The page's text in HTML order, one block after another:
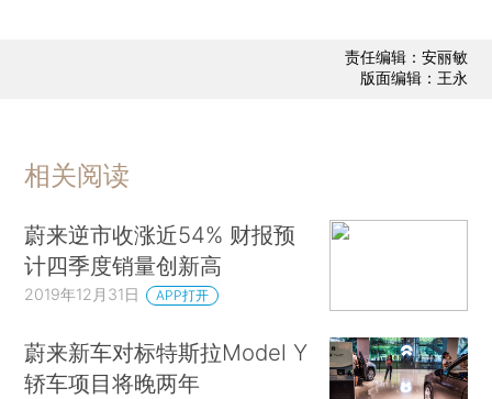
责任编辑：安丽敏
版面编辑：王永
相关阅读
蔚来逆市收涨近54% 财报预
计四季度销量创新高
2019年12月31日 APP打开
蔚来新车对标特斯拉Model Y
轿车项目将晚两年